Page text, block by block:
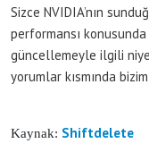
Sizce NVIDIA’nın
performansı
güncellemeyle ilgili
yorumlar kısmında
Kaynak: Shiftdelete